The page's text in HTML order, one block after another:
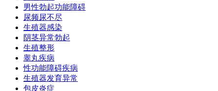
男性勃起功能障碍
尿频尿不尽
生殖器感染
阴茎异常勃起
生殖整形
睾丸疾病
性功能障碍疾病
生殖器发育异常
包皮炎症